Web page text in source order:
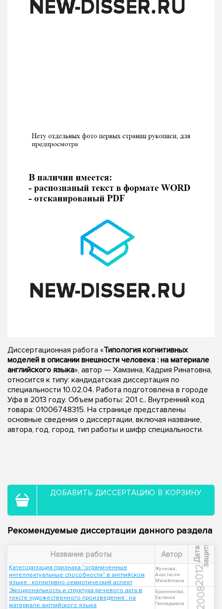
Диссертационная работа «Типология когнитивных
моделей в описании внешности человека : на материале
английского языка», автор — Хамзина, Кадрия Ринатовна,
относится к типу: кандидатская диссертация по
специальности 10.02.04. Работа подготовлена в городе
Уфа в 2013 году. Объем работы: 201 с.. Внутренний код
товара: 01006748315. На странице представлены
основные сведения о диссертации, включая название,
автора, год, город, тип работы и шифр специальности.
ДОБАВИТЬ ДИССЕРТАЦИЮ В КОРЗИНУ
Рекомендуемые диссертации данного раздела
Название работы Автор Д
а
т
а
з
а
щ
и
т ы
Категоризация признака "ограниченные
интеллектуальные способности" в английском
языке : когнитивно-семиотический аспект
Жучкова,
Анастасия
Михайловна
2012
Эмоциональность и структура речевого акта в
тексте художественного произведения : на
материале английского языка
Бронникова,
Евгения
Геннадьевна
2008